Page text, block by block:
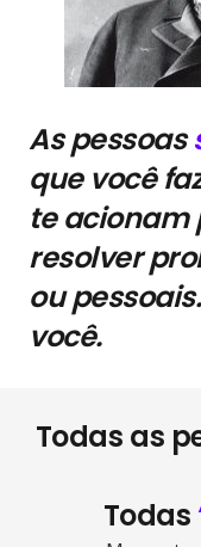
As pessoas
que você
te acionam
resolver
ou
você.
Todas as
Todas